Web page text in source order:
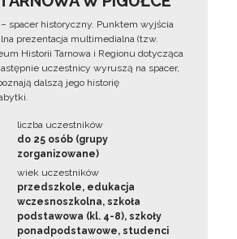
spacer historyczny. Punktem wyjścia
prezentacja multimedialna (tzw.
Historii Tarnowa i Regionu dotycząca
uczestnicy wyruszą na spacer,
dalszą jego historię
liczba uczestników
do 25 osób (grupy
zorganizowane)
wiek uczestników
przedszkole, edukacja
wczesnoszkolna, szkoła
podstawowa (kl. 4-8), szkoły
ponadpodstawowe, studenci